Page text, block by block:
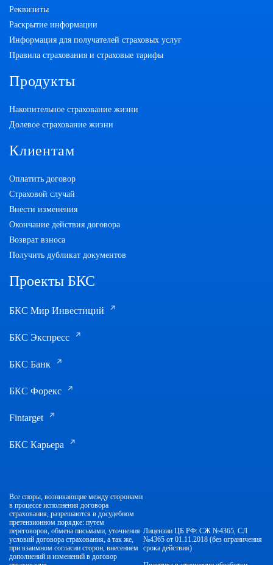
Реквизиты
Раскрытие информации
Информация для получателей страховых услуг
Правила страхования и страховые тарифы
Продукты
Накопительное страхование жизни
Долевое страхование жизни
Клиентам
Оплатить договор
Страховой случай
Внести изменения
Окончание действия договора
Возврат взноса
Получить дубликат документов
Проекты БКС
БКС Мир Инвестиций
БКС Экспресс
БКС Банк
БКС Форекс
Fintarget
БКС Карьера
Все споры, возникающие между сторонами
в процессе исполнения договора
страхования, разрешаются в досудебном
претензионном порядке: путем
переговоров, обмена письмами, уточнения
условий договора страхования, а так же,
при взаимном согласии сторон, внесением
дополнений и изменений в договор
Лицензии ЦБ РФ: СЖ №4365, СЛ
№4365 от 01.11.2018 (без ограничения
срока действия)